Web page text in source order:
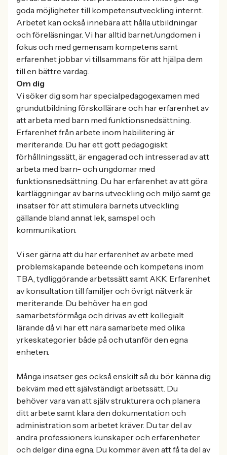
goda möjligheter till kompetensutveckling internt.
Arbetet kan också innebära att hålla utbildningar
och föreläsningar. Vi har alltid barnet/ungdomen i
fokus och med gemensam kompetens samt
erfarenhet jobbar vi tillsammans för att hjälpa dem
till en bättre vardag.
Om dig
Vi söker dig som har specialpedagogexamen med
grundutbildning förskollärare och har erfarenhet av
att arbeta med barn med funktionsnedsättning.
Erfarenhet från arbete inom habilitering är
meriterande. Du har ett gott pedagogiskt
förhållningssätt, är engagerad och intresserad av att
arbeta med barn- och ungdomar med
funktionsnedsättning. Du har erfarenhet av att göra
kartläggningar av barns utveckling och miljö samt ge
insatser för att stimulera barnets utveckling
gällande bland annat lek, samspel och
kommunikation.
Vi ser gärna att du har erfarenhet av arbete med
problemskapande beteende och kompetens inom
TBA, tydliggörande arbetssätt samt AKK. Erfarenhet
av konsultation till familjer och övrigt nätverk är
meriterande. Du behöver ha en god
samarbetsförmåga och drivas av ett kollegialt
lärande då vi har ett nära samarbete med olika
yrkeskategorier både på och utanför den egna
enheten.
Många insatser ges också enskilt så du bör känna dig
bekväm med ett självständigt arbetssätt. Du
behöver vara van att själv strukturera och planera
ditt arbete samt klara den dokumentation och
administration som arbetet kräver. Du tar del av
andra professioners kunskaper och erfarenheter
och delger dina egna. Du kommer även att få ta del av